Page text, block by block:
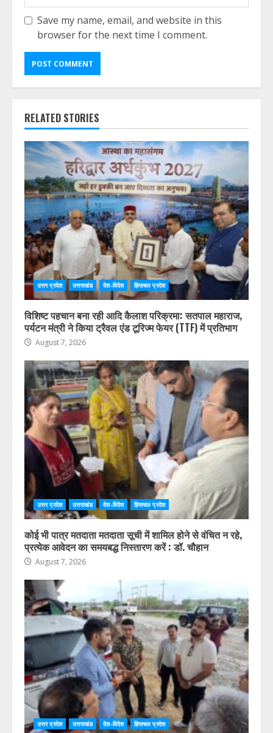
Save my name, email, and website in this
browser for the next time I comment.
RELATED STORIES
उत्तर प्रदेश उत्तराखंड देश-विदेश हिमाचल प्रदेश
विशिष्ट पहचान बना रही आदि कैलाश परिक्रमा: सतपाल महाराज,
पर्यटन मंत्री ने किया ट्रैवल एंड टूरिज्म फेयर (TTF) में प्रतिभाग
August 7, 2026
उत्तर प्रदेश उत्तराखंड देश-विदेश हिमाचल प्रदेश
कोई भी पात्र मतदाता मतदाता सूची में शामिल होने से वंचित न रहे,
प्रत्येक आवेदन का समयबद्ध निस्तारण करें : डॉ. चौहान
August 7, 2026
उत्तर प्रदेश उत्तराखंड देश-विदेश हिमाचल प्रदेश